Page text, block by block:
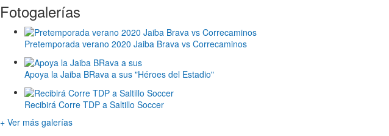
Fotogalerías
Pretemporada verano 2020 Jaiba Brava vs Correcaminos
Apoya la Jaiba BRava a sus "Héroes del Estadio"
Recibirá Corre TDP a Saltillo Soccer
+ Ver más galerías